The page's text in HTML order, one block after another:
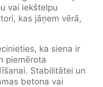
vai iekštelpu
kas jāņem vērā,
ka siena ir
piemērota
Stabilitātei un
betona vai